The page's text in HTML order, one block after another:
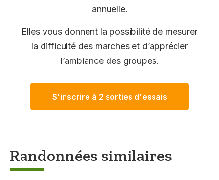
annuelle.
Elles vous donnent la possibilité de mesurer
la difficulté des marches et d’apprécier
l’ambiance des groupes.
S'inscrire à 2 sorties d'essais
Randonnées similaires